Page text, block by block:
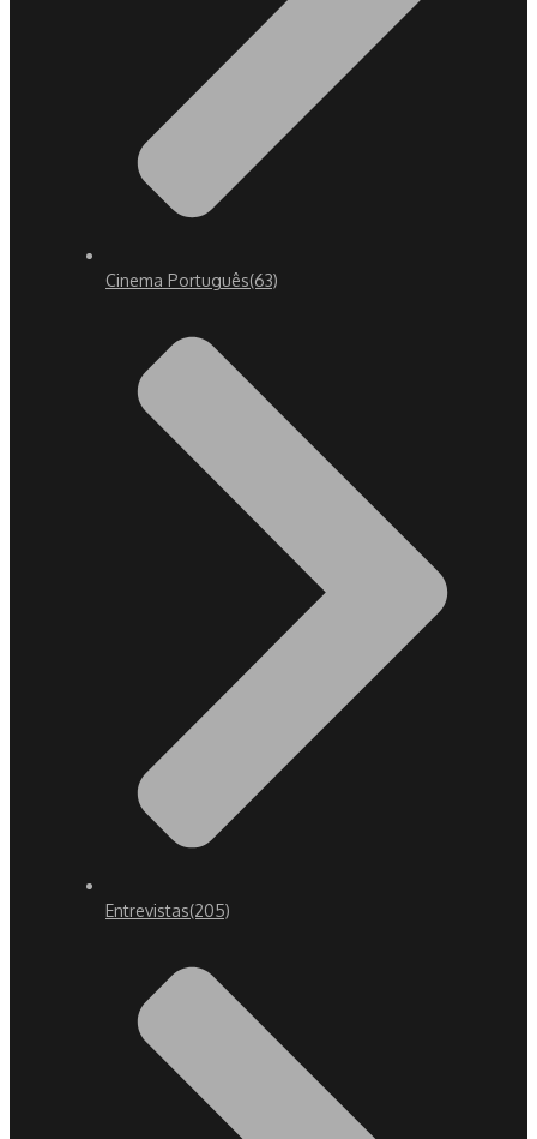
Cinema Português(63)
Entrevistas(205)